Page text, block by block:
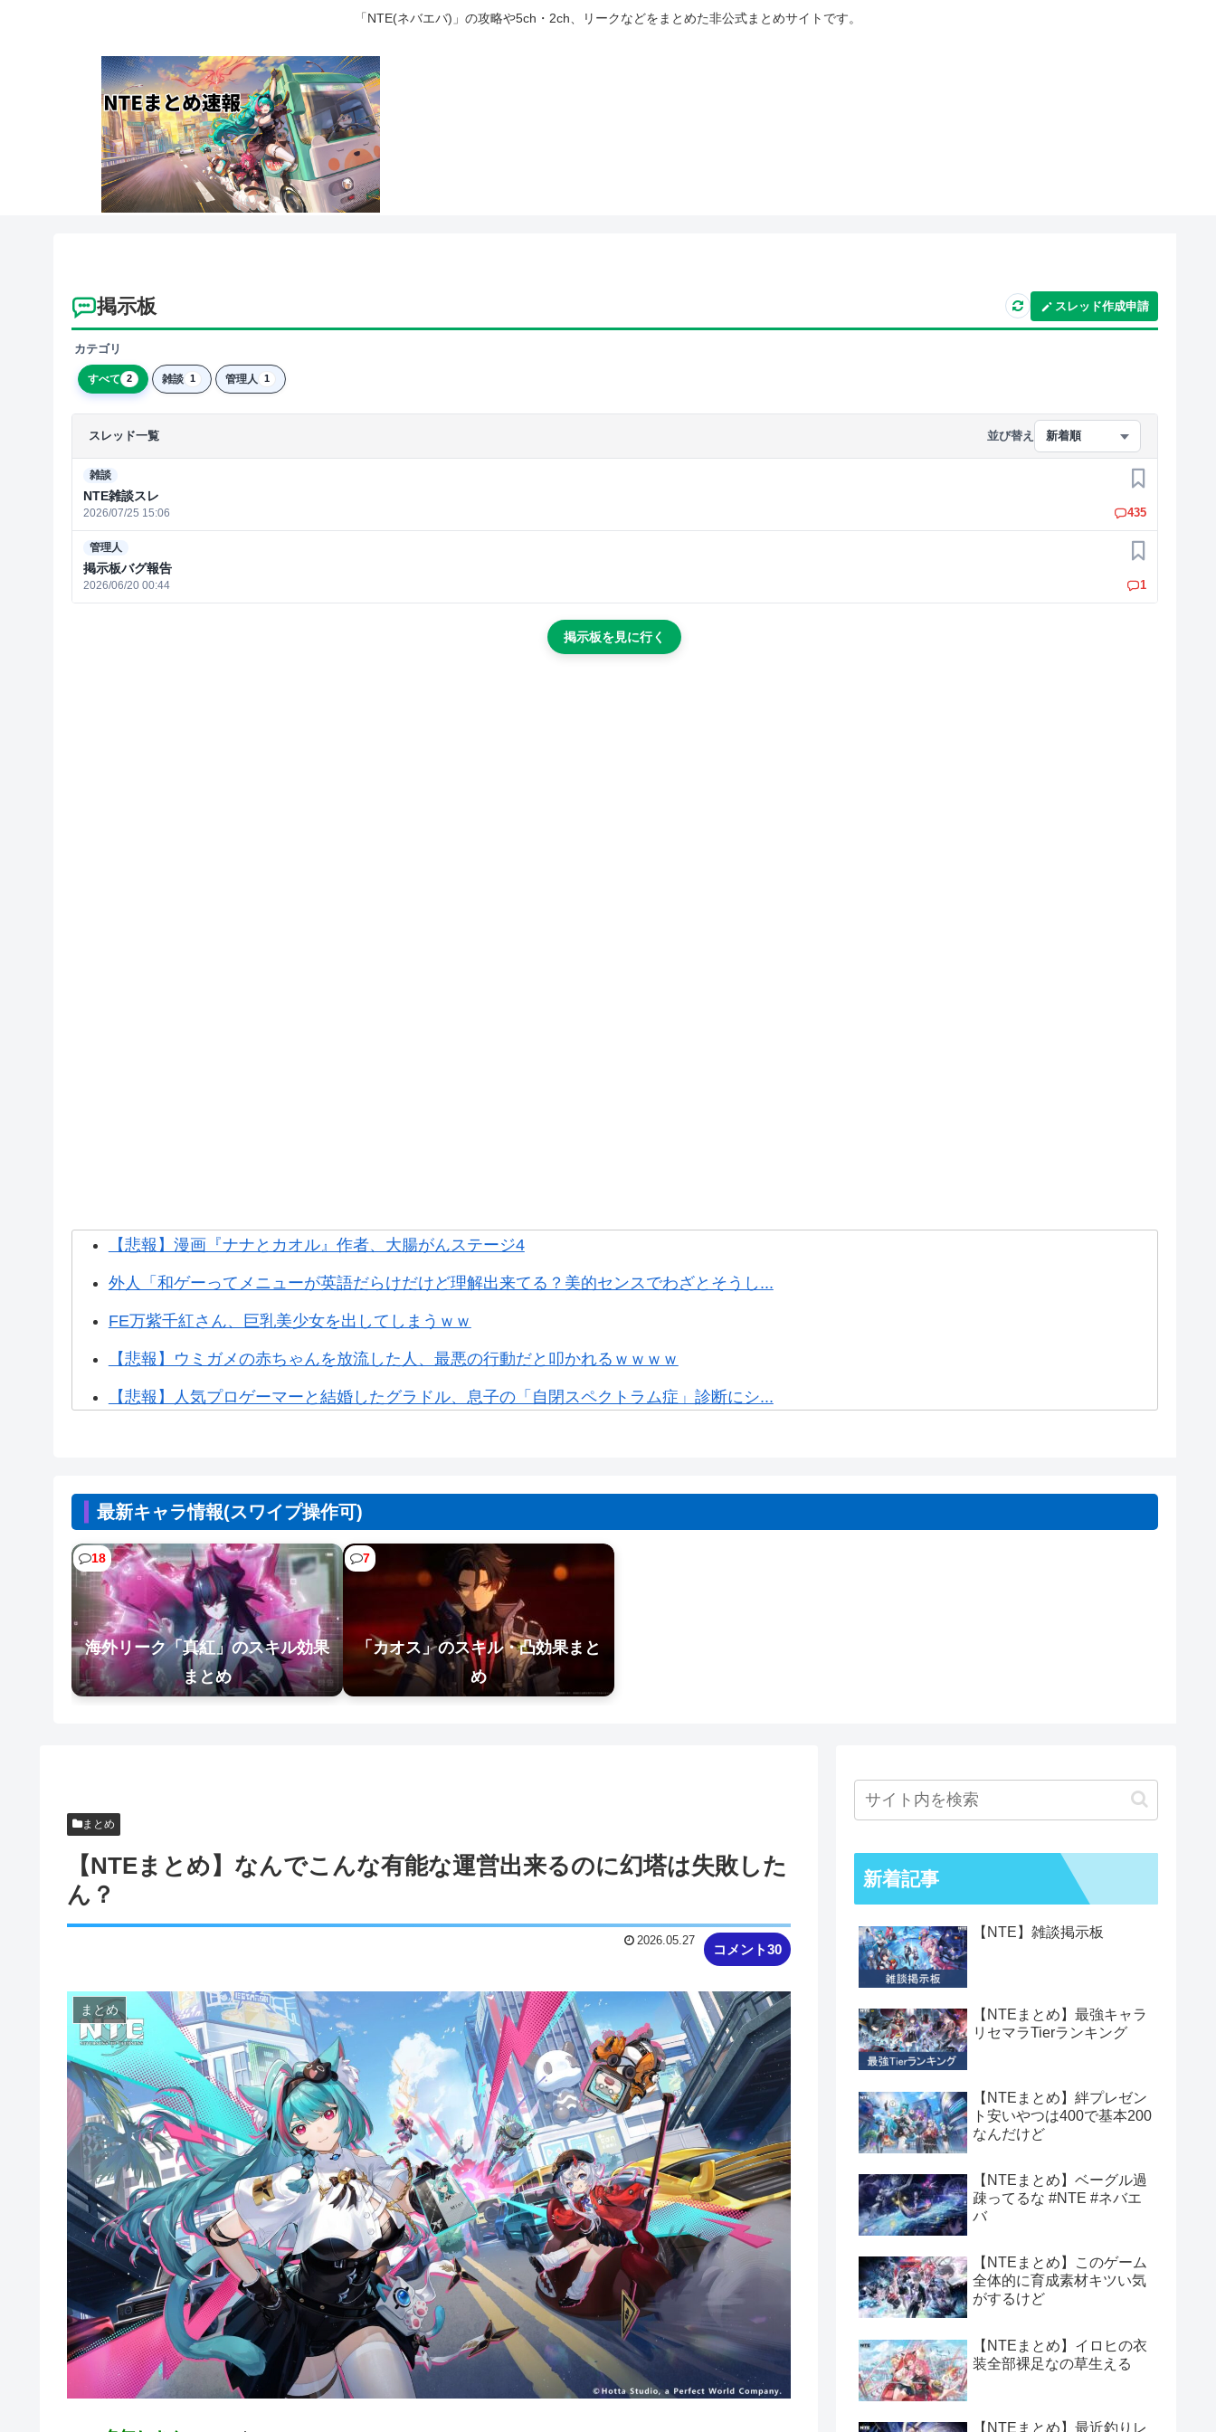
「NTE(ネバエバ)」の攻略や5ch・2ch、リークなどをまとめた非公式まとめサイトです。
掲示板 スレッド作成申請
カテゴリ
すべて 2 雑談 1 管理人 1
スレッド一覧 並び替え 新着順
雑談
NTE雑談スレ
2026/07/25 15:06
お気に入り
435
管理人
掲示板バグ報告
2026/06/20 00:44
お気に入り
1
掲示板を見に行く
【悲報】漫画『ナナとカオル』作者、大腸がんステージ4
外人「和ゲーってメニューが英語だらけだけど理解出来てる？美的センスでわざとそうし...
FE万紫千紅さん、巨乳美少女を出してしまうｗｗ
【悲報】ウミガメの赤ちゃんを放流した人、最悪の行動だと叩かれるｗｗｗｗ
【悲報】人気プロゲーマーと結婚したグラドル、息子の「自閉スペクトラム症」診断にシ...
【悲報】週間少年ジャンプのグッズ(43億円分)を注文し全てキャンセルした女逮捕ｗ...
【NTEまとめ】絆プレゼント安いやつは400で基本200なんだけど
【NTEまとめ】ベーグル過疎ってるな #NTE #ネバエバ
最新キャラ情報(スワイプ操作可)
18
海外リーク「真紅」のスキル効果
まとめ
7
「カオス」のスキル・凸効果まと
め
まとめ
【NTEまとめ】なんでこんな有能な運営出来るのに幻塔は失敗した
ん？
コメント30
2026.05.27
まとめ
新着記事
【NTE】雑談掲示板
【NTEまとめ】最強キャラ
リセマラTierランキング
【NTEまとめ】絆プレゼン
ト安いやつは400で基本200
なんだけど
【NTEまとめ】ベーグル過
疎ってるな #NTE #ネバエ
バ
【NTEまとめ】このゲーム
全体的に育成素材キツい気
がするけど
【NTEまとめ】イロヒの衣
装全部裸足なの草生える
【NTEまとめ】最近釣りレ